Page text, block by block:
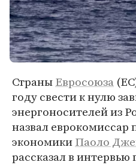
СтраныЕвросоюза
году свести к нулю
энергоносителей из
назвал еврокомиссар
экономикиПаоло
рассказал в интервью